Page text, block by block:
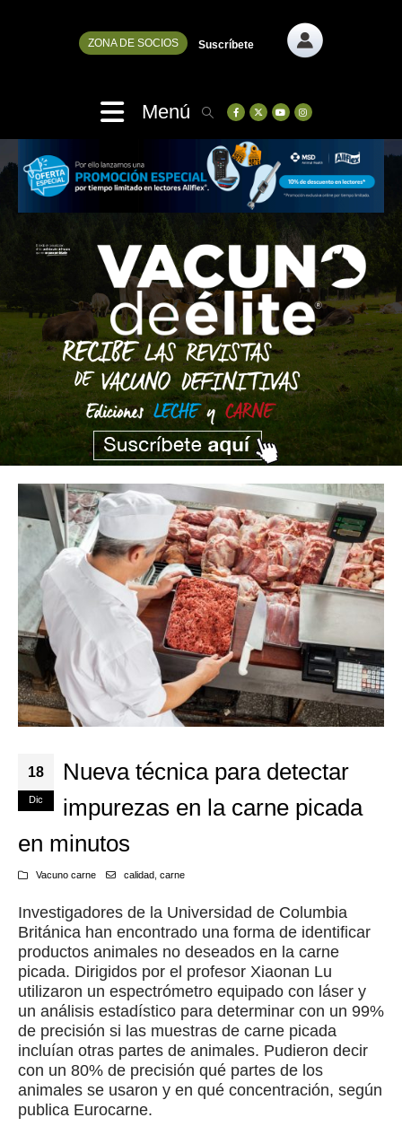
ZONA DE SOCIOS Suscríbete
Menú
18
Dic
Nueva técnica para detectar
impurezas en la carne picada
en minutos
Vacuno carne calidad, carne
Investigadores de la Universidad de Columbia
Británica han encontrado una forma de identificar
productos animales no deseados en la carne
picada. Dirigidos por el profesor Xiaonan Lu
utilizaron un espectrómetro equipado con láser y
un análisis estadístico para determinar con un 99%
de precisión si las muestras de carne picada
incluían otras partes de animales. Pudieron decir
con un 80% de precisión qué partes de los
animales se usaron y en qué concentración, según
publica Eurocarne.